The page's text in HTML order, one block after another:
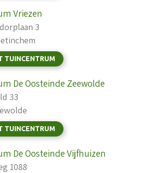
Vriezen
3
TUINCENTRUM
De Oosteinde Zeewolde
33
TUINCENTRUM
De Oosteinde Vijfhuizen
1088